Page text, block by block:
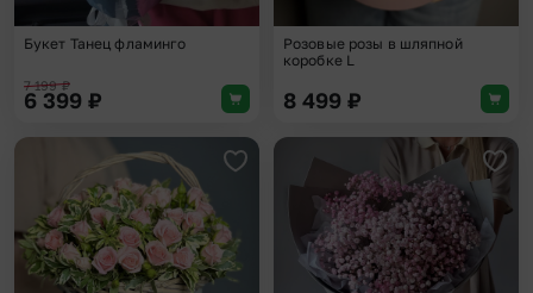
Букет Танец фламинго
7 199₽
6 399 ₽
Розовые розы в шляпной
коробке L
8 499 ₽
Добавить в избранное